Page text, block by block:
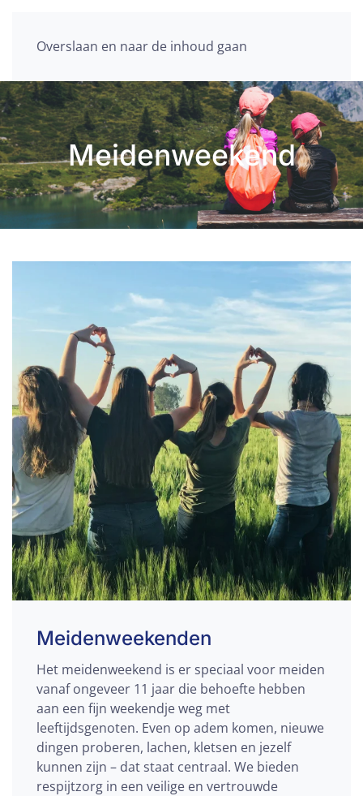
Overslaan en naar de inhoud gaan
Meidenweekend
Meidenweekenden
Het meidenweekend is er speciaal voor meiden
vanaf ongeveer 11 jaar die behoefte hebben
aan een fijn weekendje weg met
leeftijdsgenoten. Even op adem komen, nieuwe
dingen proberen, lachen, kletsen en jezelf
kunnen zijn – dat staat centraal. We bieden
respijtzorg in een veilige en vertrouwde